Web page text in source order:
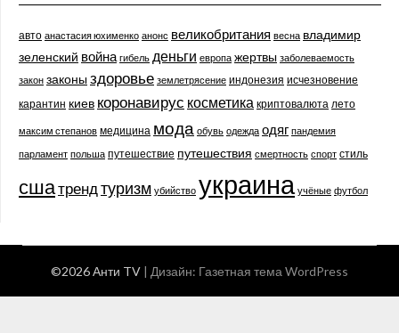
авто анастасия юхименко анонс великобритания весна владимир
зеленский война гибель деньги европа жертвы заболеваемость
закон законыздоровье землетрясение индонезия исчезновение
карантин киев коронавирус косметика криптовалюта лето
максим степанов медицина мода обувь одежда одяг пандемия
парламент польша путешествие путешествия смертность спорт стиль
сшатренд туризм убийство украина учёные футбол
©2026 Анти TV | Дизайн: Газетная тема WordPress